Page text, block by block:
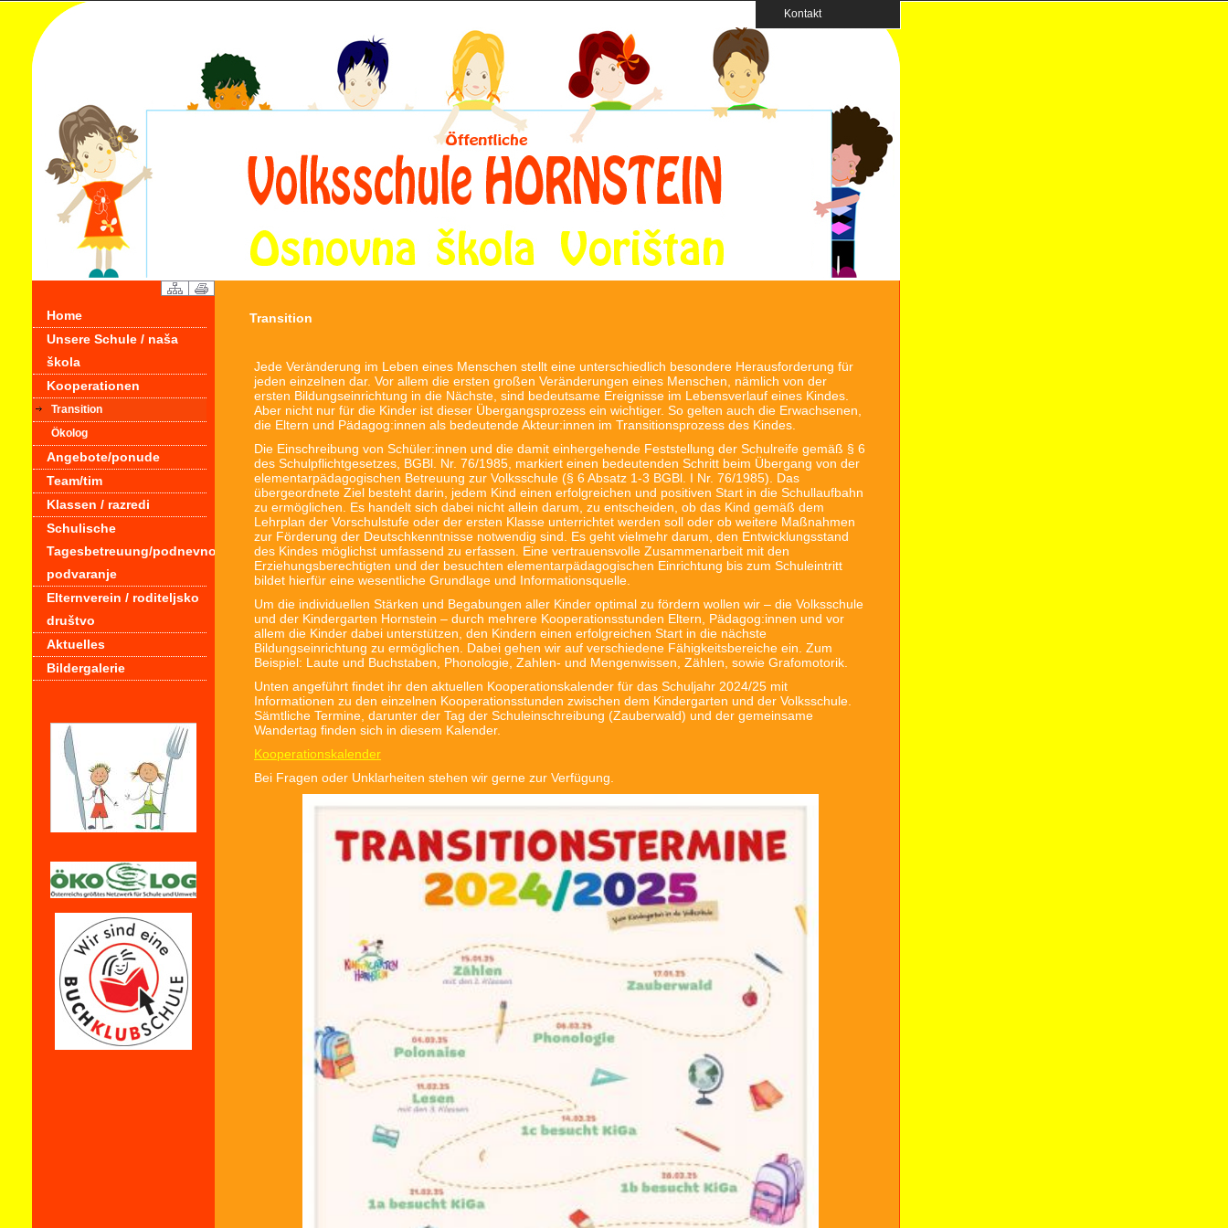
Kontakt
Home
Unsere Schule / naša
škola
Kooperationen
Transition
Ökolog
Angebote/ponude
Team/tim
Klassen / razredi
Schulische
Tagesbetreuung/podnevno
podvaranje
Elternverein / roditeljsko
društvo
Aktuelles
Bildergalerie
Transition
Jede Veränderung im Leben eines Menschen stellt eine unterschiedlich besondere Herausforderung für
jeden einzelnen dar. Vor allem die ersten großen Veränderungen eines Menschen, nämlich von der
ersten Bildungseinrichtung in die Nächste, sind bedeutsame Ereignisse im Lebensverlauf eines Kindes.
Aber nicht nur für die Kinder ist dieser Übergangsprozess ein wichtiger. So gelten auch die Erwachsenen,
die Eltern und Pädagog:innen als bedeutende Akteur:innen im Transitionsprozess des Kindes.
Die Einschreibung von Schüler:innen und die damit einhergehende Feststellung der Schulreife gemäß § 6
des Schulpflichtgesetzes, BGBl. Nr. 76/1985, markiert einen bedeutenden Schritt beim Übergang von der
elementarpädagogischen Betreuung zur Volksschule (§ 6 Absatz 1-3 BGBl. I Nr. 76/1985). Das
übergeordnete Ziel besteht darin, jedem Kind einen erfolgreichen und positiven Start in die Schullaufbahn
zu ermöglichen. Es handelt sich dabei nicht allein darum, zu entscheiden, ob das Kind gemäß dem
Lehrplan der Vorschulstufe oder der ersten Klasse unterrichtet werden soll oder ob weitere Maßnahmen
zur Förderung der Deutschkenntnisse notwendig sind. Es geht vielmehr darum, den Entwicklungsstand
des Kindes möglichst umfassend zu erfassen. Eine vertrauensvolle Zusammenarbeit mit den
Erziehungsberechtigten und der besuchten elementarpädagogischen Einrichtung bis zum Schuleintritt
bildet hierfür eine wesentliche Grundlage und Informationsquelle.
Um die individuellen Stärken und Begabungen aller Kinder optimal zu fördern wollen wir – die Volksschule
und der Kindergarten Hornstein – durch mehrere Kooperationsstunden Eltern, Pädagog:innen und vor
allem die Kinder dabei unterstützen, den Kindern einen erfolgreichen Start in die nächste
Bildungseinrichtung zu ermöglichen. Dabei gehen wir auf verschiedene Fähigkeitsbereiche ein. Zum
Beispiel: Laute und Buchstaben, Phonologie, Zahlen- und Mengenwissen, Zählen, sowie Grafomotorik.
Unten angeführt findet ihr den aktuellen Kooperationskalender für das Schuljahr 2024/25 mit
Informationen zu den einzelnen Kooperationsstunden zwischen dem Kindergarten und der Volksschule.
Sämtliche Termine, darunter der Tag der Schuleinschreibung (Zauberwald) und der gemeinsame
Wandertag finden sich in diesem Kalender.
Kooperationskalender
Bei Fragen oder Unklarheiten stehen wir gerne zur Verfügung.